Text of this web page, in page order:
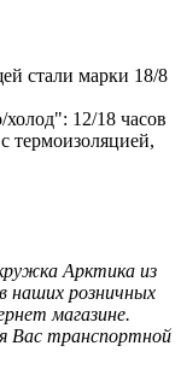
стали марки 18/8
12/18 часов
термоизоляцией,
Арктика из
наших розничных
магазине.
Вас транспортной